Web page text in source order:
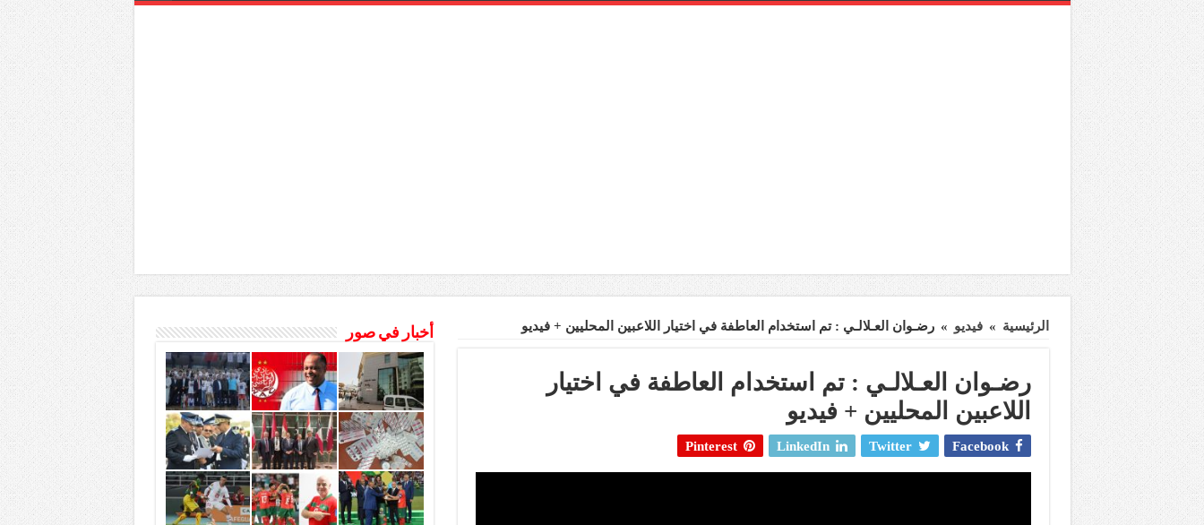
الرئيسية » فيديو » رضـوان العـلالـي : تم استخدام العاطفة في اختيار اللاعبين المحليين + فيديو
رضـوان العـلالـي : تم استخدام العاطفة في اختيار
اللاعبين المحليين + فيديو
Facebook
Twitter
LinkedIn
Pinterest
أخبار في صور